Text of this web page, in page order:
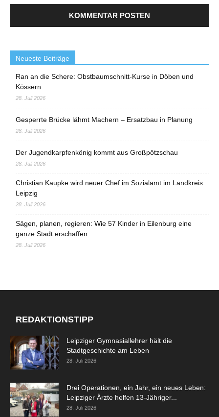
Neueste Beiträge
Ran an die Schere: Obstbaumschnitt-Kurse in Döben und
Kössern
28. Juli 2026
Gesperrte Brücke lähmt Machern – Ersatzbau in Planung
28. Juli 2026
Der Jugendkarpfenkönig kommt aus Großpötzschau
28. Juli 2026
Christian Kaupke wird neuer Chef im Sozialamt im Landkreis
Leipzig
28. Juli 2026
Sägen, planen, regieren: Wie 57 Kinder in Eilenburg eine
ganze Stadt erschaffen
28. Juli 2026
REDAKTIONSTIPP
Leipziger Gymnasiallehrer hält die
Stadtgeschichte am Leben
28. Juli 2026
Drei Operationen, ein Jahr, ein neues Leben:
Leipziger Ärzte helfen 13-Jähriger...
28. Juli 2026